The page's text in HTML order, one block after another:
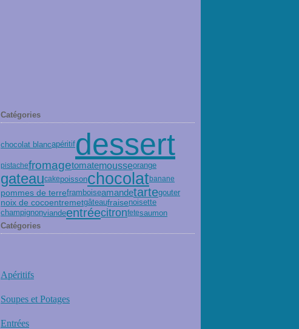
Catégories
chocolat blancapéritifdessert
pistachefromagetomatemousseorange
gateaucakepoissonchocolatbanane
pommes de terreframboiseamandetartegouter
noix de cocoentremetgâteaufraisenoisette
champignonviandeentréecitronfetesaumon
Catégories
Apéritifs
Soupes et Potages
Entrées